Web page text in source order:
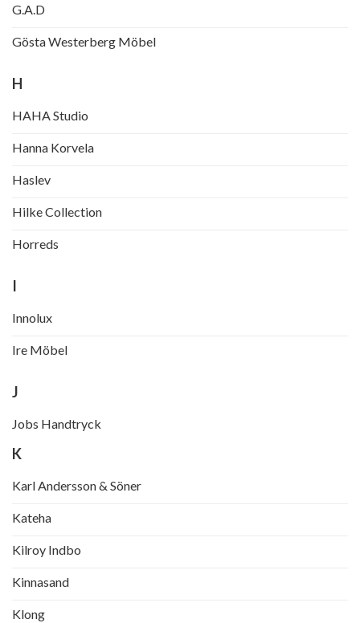
G.A.D
Gösta Westerberg Möbel
H
HAHA Studio
Hanna Korvela
Haslev
Hilke Collection
Horreds
I
Innolux
Ire Möbel
J
Jobs Handtryck
K
Karl Andersson & Söner
Kateha
Kilroy Indbo
Kinnasand
Klong